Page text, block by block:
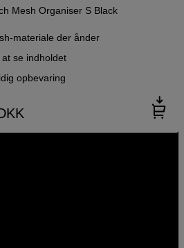
Mesh Organiser S Black
materiale der ånder
at se indholdet
opbevaring